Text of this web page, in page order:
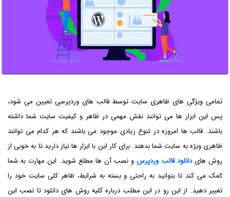
تمامی ویژگی های ظاهری سایت توسط قالب های وردپرسی تعیین می شود،
پس این ابزار ها می توانند نقش مهمی در ظاهر و کیفیت سایت شما داشته
باشند. قالب ها امروزه در تنوع زیادی موجود می باشند که هر کدام می توانند
ظاهری ویژه به سایت شما بدهند. برای کار این با ابزار ها نیاز دارید تا به خوبی از
روش هایدانلود قالب وردپرسو نصب آن ها مطلع شوید‌. این مهارت به شما
کمک می کند تا بتوانید به راحتی و بسته به شرایط، ظاهر کلی سایت خود را
تغییر دهید. از این رو در این مطلب درباره کلیه روش های دانلود تا نصب این